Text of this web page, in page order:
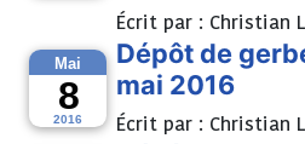
Écrit par : Christian
8
Mai
2016
Dépôt de
mai 2016
Écrit par : Christian